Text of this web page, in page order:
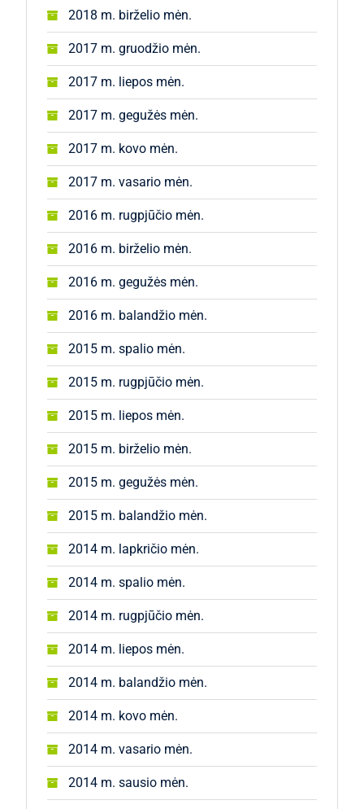
2018 m. birželio mėn.
2017 m. gruodžio mėn.
2017 m. liepos mėn.
2017 m. gegužės mėn.
2017 m. kovo mėn.
2017 m. vasario mėn.
2016 m. rugpjūčio mėn.
2016 m. birželio mėn.
2016 m. gegužės mėn.
2016 m. balandžio mėn.
2015 m. spalio mėn.
2015 m. rugpjūčio mėn.
2015 m. liepos mėn.
2015 m. birželio mėn.
2015 m. gegužės mėn.
2015 m. balandžio mėn.
2014 m. lapkričio mėn.
2014 m. spalio mėn.
2014 m. rugpjūčio mėn.
2014 m. liepos mėn.
2014 m. balandžio mėn.
2014 m. kovo mėn.
2014 m. vasario mėn.
2014 m. sausio mėn.